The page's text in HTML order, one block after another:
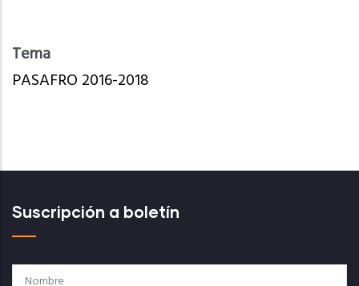
Tema
PASAFRO 2016-2018
Suscripción a boletín
Nombre